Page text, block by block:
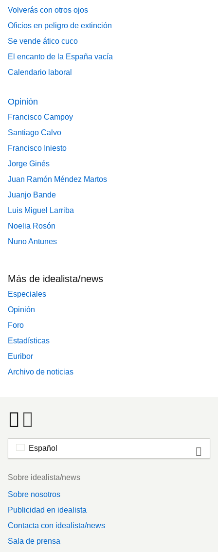
Volverás con otros ojos
Oficios en peligro de extinción
Se vende ático cuco
El encanto de la España vacía
Calendario laboral
Opinión
Francisco Campoy
Santiago Calvo
Francisco Iniesto
Jorge Ginés
Juan Ramón Méndez Martos
Juanjo Bande
Luis Miguel Larriba
Noelia Rosón
Nuno Antunes
Más de idealista/news
Especiales
Opinión
Foro
Estadísticas
Euribor
Archivo de noticias
Español
Footer
Sobre idealista/news
Sobre nosotros
Publicidad en idealista
Contacta con idealista/news
Sala de prensa